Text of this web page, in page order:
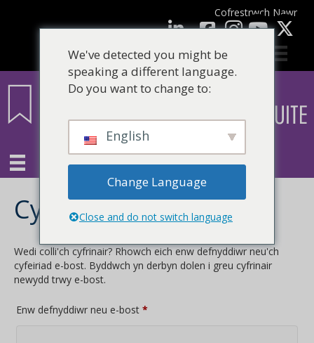
Cofrestrwch Nawr
LinkedInfacebook YouTube
Cyfrinair coll
Wedi colli'ch cyfrinair? Rhowch eich enw defnyddiwr neu'ch
cyfeiriad e-bost. Byddwch yn derbyn dolen i greu cyfrinair
newydd trwy e-bost.
Enw defnyddiwr neu e-bost *
We've detected you might be
speaking a different language.
Do you want to change to:
English
Change Language
Close and do not switch language